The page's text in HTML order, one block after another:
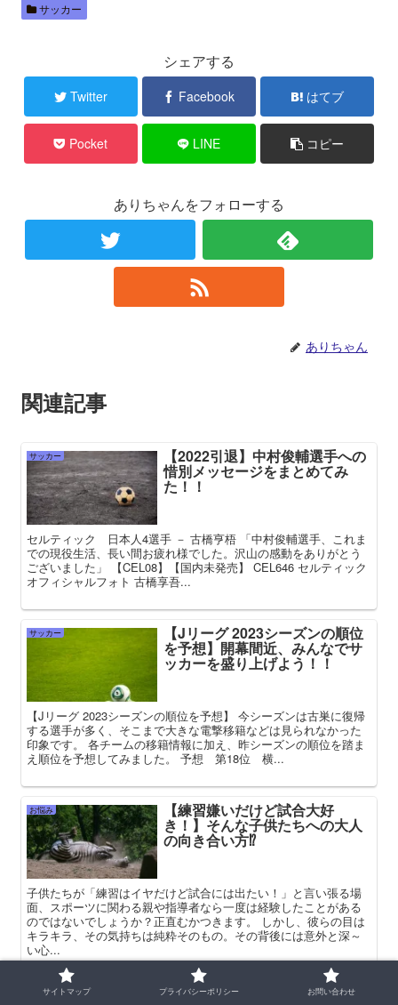
サッカー
シェアする
Twitter Facebook はてブ
Pocket LINE コピー
ありちゃんをフォローする
ありちゃん
関連記事
サッカー 【2022引退】中村俊輔選手への
惜別メッセージをまとめてみ
た！！
セルティック 日本人4選手 － 古橋亨梧 「中村俊輔選手、これま
での現役生活、長い間お疲れ様でした。沢山の感動をありがとう
ございました」 【CEL08】【国内未発売】 CEL646 セルティック
オフィシャルフォト 古橋享吾...
サッカー 【Jリーグ 2023シーズンの順位
を予想】開幕間近、みんなでサ
ッカーを盛り上げよう！！
【Jリーグ 2023シーズンの順位を予想】 今シーズンは古巣に復帰
する選手が多く、そこまで大きな電撃移籍などは見られなかった
印象です。 各チームの移籍情報に加え、昨シーズンの順位を踏ま
え順位を予想してみました。 予想 第18位 横...
お悩み 【練習嫌いだけど試合大好
き！】そんな子供たちへの大人
の向き合い方⁉
子供たちが「練習はイヤだけど試合には出たい！」と言い張る場
面、スポーツに関わる親や指導者なら一度は経験したことがある
のではないでしょうか？正直むかつきます。 しかし、彼らの目は
キラキラ、その気持ちは純粋そのもの。その背後には意外と深～
い心...
サイトマップ プライバシーポリシー お問い合わせ